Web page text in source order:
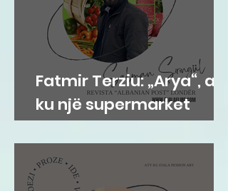
Fatmir Terziu: „Arya“, aty
ku një supermarket
bëhet adresë e
komunitetit shqiptar në
Gravesend